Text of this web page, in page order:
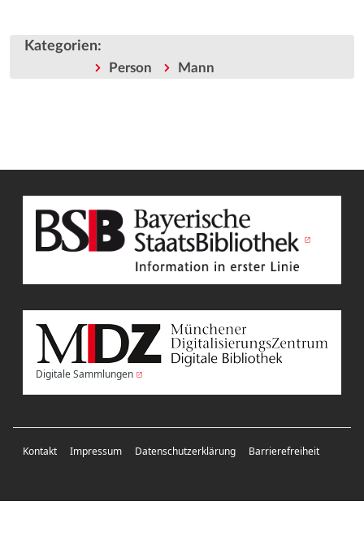
Kategorien:
Person Mann
Digitale Sammlungen
Kontakt Impressum Datenschutzerklärung Barrierefreiheit